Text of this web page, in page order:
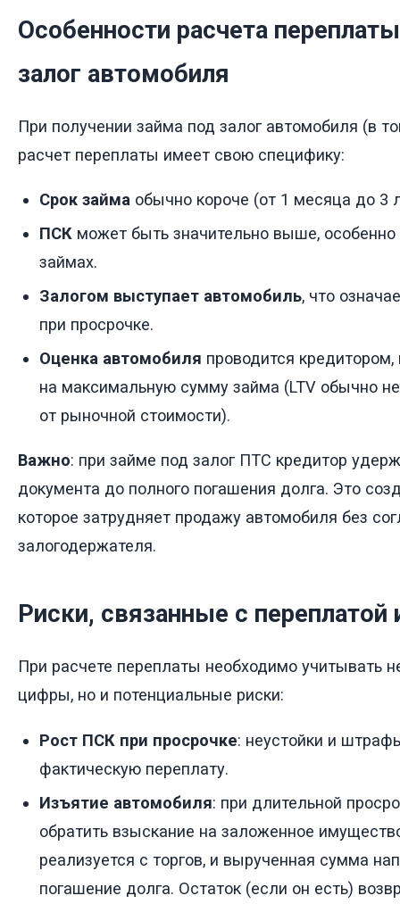
Особенности расчета
залог автомобиля
При получении займа под залог автомобиля (в
расчет переплаты имеет свою специфику:
Срок займа обычно короче (от 1 месяца до 3
ПСК может быть значительно выше, особенно
займах.
Залогом выступает автомобиль, что
при просрочке.
Оценка автомобиля проводится
на максимальную сумму займа (LTV обычно
от рыночной стоимости).
Важно: при займе под залог ПТС кредитор
документа до полного погашения долга. Это
которое затрудняет продажу автомобиля без
залогодержателя.
Риски, связанные с переплатой
При расчете переплаты необходимо учитывать
цифры, но и потенциальные риски:
Рост ПСК при просрочке: неустойки и
фактическую переплату.
Изъятие автомобиля: при длительной
обратить взыскание на заложенное
реализуется с торгов, и вырученная сумма
погашение долга. Остаток (если он есть)